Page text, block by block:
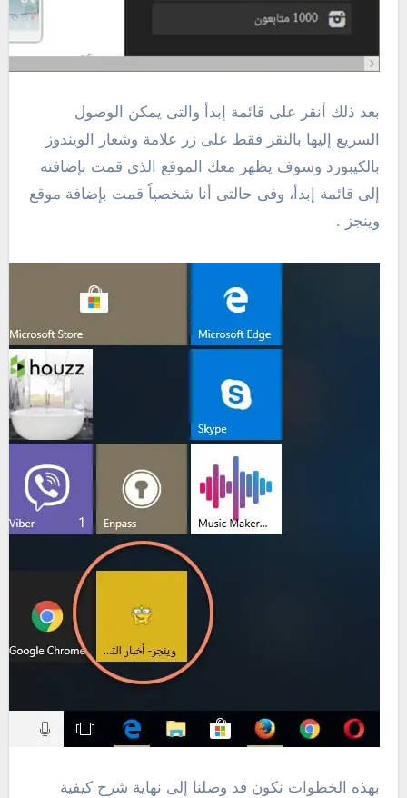
بعد ذلك أنقر على قائمة إبدأ والتى يمكن الوصول
السريع إليها بالنقر فقط على زر علامة وشعار الويندوز
بالكيبورد وسوف يظهر معك الموقع الذى قمت بإضافته
إلى قائمة إبدأ، وفى حالتى أنا شخصياً قمت بإضافة موقع
وينجز .
بهذه الخطوات نكون قد وصلنا إلى نهاية شرح كيفية